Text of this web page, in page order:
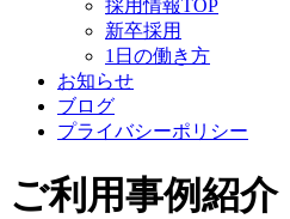
採用情報TOP
新卒採用
1日の働き方
お知らせ
ブログ
プライバシーポリシー
ご利用事例紹介